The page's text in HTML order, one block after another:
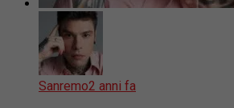
Sanremo2 anni fa